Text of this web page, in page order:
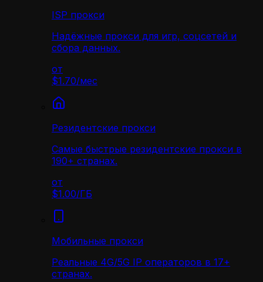
ISP прокси
Надёжные прокси для игр, соцсетей и
сбора данных.
от
$1.70/мес
Резидентские прокси
Самые быстрые резидентские прокси в
190+ странах.
от
$1.00/ГБ
Мобильные прокси
Реальные 4G/5G IP операторов в 17+
странах.